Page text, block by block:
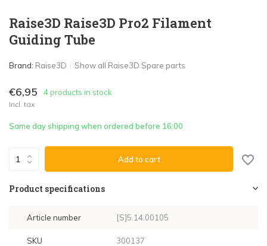
Raise3D Raise3D Pro2 Filament
Guiding Tube
Brand: Raise3D Show all Raise3D Spare parts
€6,95 4 products in stock
Incl. tax
Same day shipping when ordered before 16:00
Add to cart
Product specifications
Article number [S]5.14.00105
SKU 300137